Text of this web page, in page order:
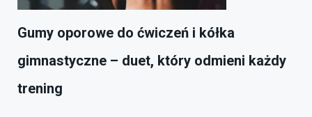
Gumy oporowe do ćwiczeń i kółka
gimnastyczne – duet, który odmieni każdy
trening